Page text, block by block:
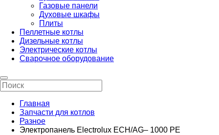
Газовые панели
Духовые шкафы
Плиты
Пеллетные котлы
Дизельные котлы
Электрические котлы
Сварочное оборудование
Главная
Запчасти для котлов
Разное
Электропанель Electrolux ECH/AG– 1000 PE